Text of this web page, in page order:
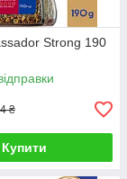
Strong 190
₴
Купити